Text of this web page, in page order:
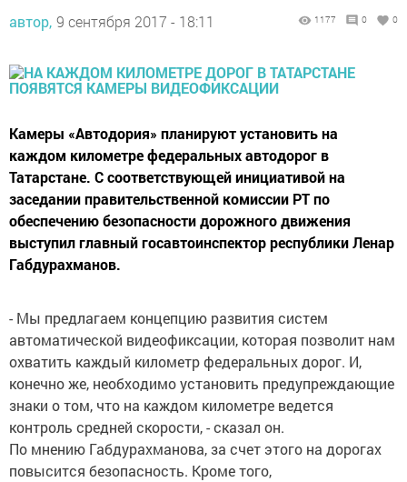
автор, 9 сентября 2017 - 18:11 1177 0 0
Камеры «Автодория» планируют установить на
каждом километре федеральных автодорог в
Татарстане. С соответствующей инициативой на
заседании правительственной комиссии РТ по
обеспечению безопасности дорожного движения
выступил главный госавтоинспектор республики Ленар
Габдурахманов.
- Мы предлагаем концепцию развития систем
автоматической видеофиксации, которая позволит нам
охватить каждый километр федеральных дорог. И,
конечно же, необходимо установить предупреждающие
знаки о том, что на каждом километре ведется
контроль средней скорости, - сказал он.
По мнению Габдурахманова, за счет этого на дорогах
повысится безопасность. Кроме того,